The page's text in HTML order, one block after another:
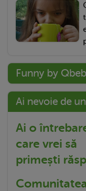
Funny by
Ai nevoie de
Ai o
care vrei să
primești